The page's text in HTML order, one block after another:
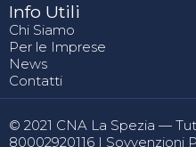
Info Utili
Chi Siamo
Per le Imprese
News
Contatti
© 2021 CNA La Spezia —
80002920116 | Sovvenzioni